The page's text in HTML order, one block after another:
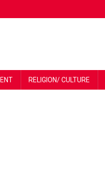
RELIGION/ CULTURE